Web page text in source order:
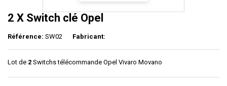
2 X Switch clé Opel
Référence: SW02 Fabricant:
Lot de 2 Switchs télécommande Opel Vivaro Movano